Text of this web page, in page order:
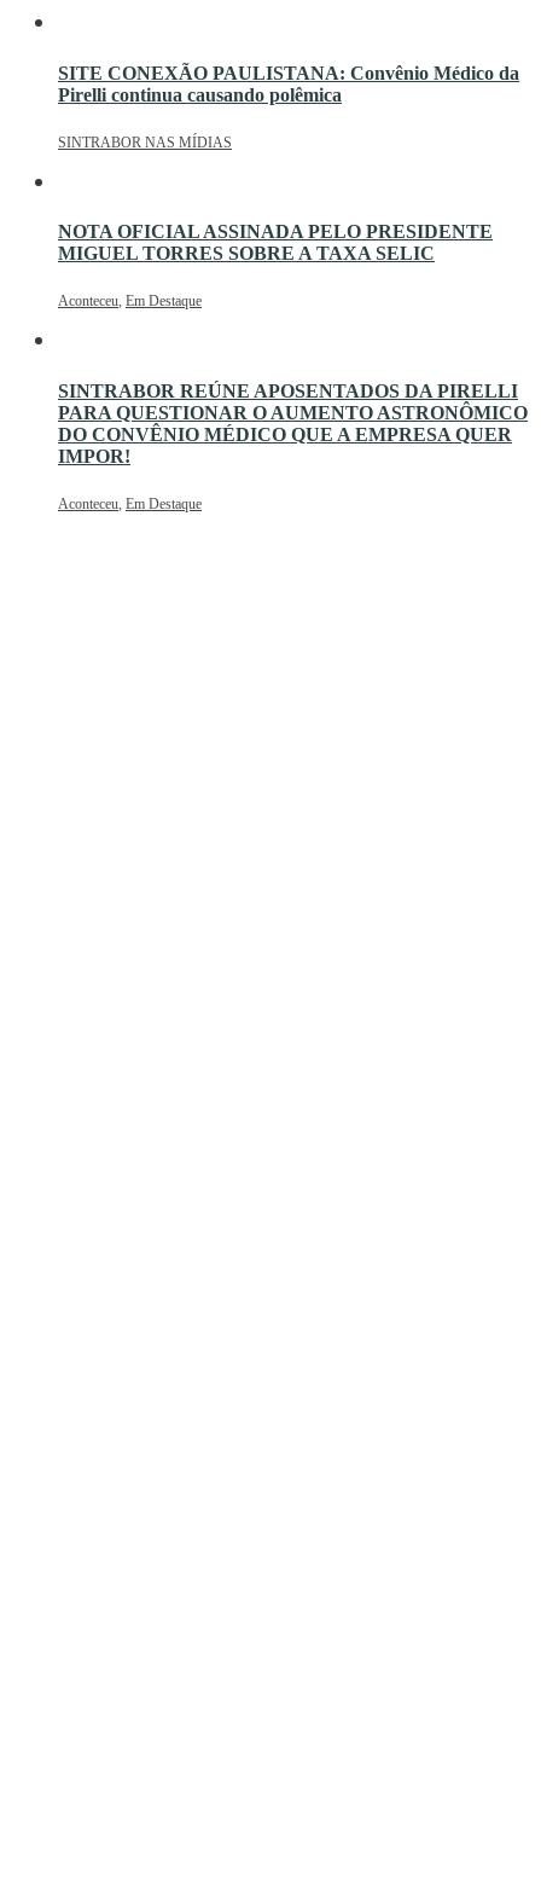
SITE CONEXÃO PAULISTANA: Convênio Médico da
Pirelli continua causando polêmica
SINTRABOR NAS MÍDIAS
NOTA OFICIAL ASSINADA PELO PRESIDENTE
MIGUEL TORRES SOBRE A TAXA SELIC
Aconteceu, Em Destaque
SINTRABOR REÚNE APOSENTADOS DA PIRELLI
PARA QUESTIONAR O AUMENTO ASTRONÔMICO
DO CONVÊNIO MÉDICO QUE A EMPRESA QUER
IMPOR!
Aconteceu, Em Destaque